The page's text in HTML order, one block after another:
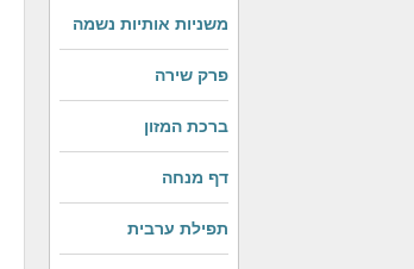
משניות אותיות נשמה
פרק שירה
ברכת המזון
דף מנחה
תפילת ערבית